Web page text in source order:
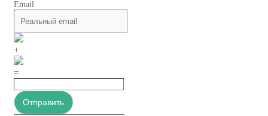
Email
+
=
Отправить